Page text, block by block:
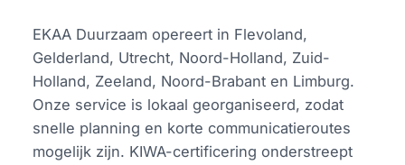
EKAA Duurzaam opereert in Flevoland,
Gelderland, Utrecht, Noord-Holland, Zuid-
Holland, Zeeland, Noord-Brabant en Limburg.
Onze service is lokaal georganiseerd, zodat
snelle planning en korte communicatieroutes
mogelijk zijn. KIWA-certificering onderstreept